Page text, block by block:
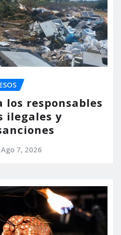
los responsables
ilegales y
Ago 7, 2026